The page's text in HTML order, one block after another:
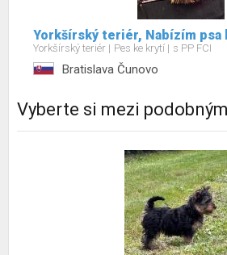
Yorkšírský teriér, Nabízím psa
Yorkšírský teriér Pes ke krytí s PP FCI
Bratislava Čunovo
Vyberte si mezi